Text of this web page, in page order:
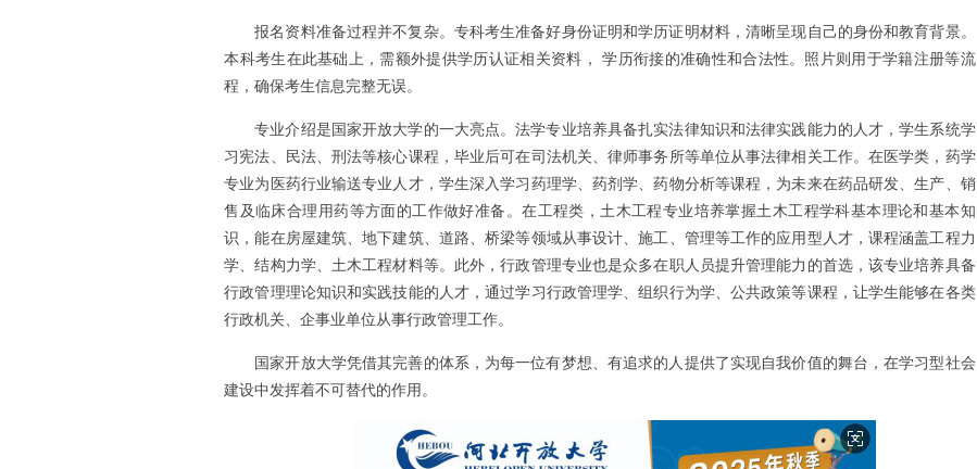
报名资料准备过程并不复杂。专科考生准备好身份证明和学历证明材料，清晰呈现自己的身份和教育背景。
本科考生在此基础上，需额外提供学历认证相关资料， 学历衔接的准确性和合法性。照片则用于学籍注册等流
程，确保考生信息完整无误。
专业介绍是国家开放大学的一大亮点。法学专业培养具备扎实法律知识和法律实践能力的人才，学生系统学
习宪法、民法、刑法等核心课程，毕业后可在司法机关、律师事务所等单位从事法律相关工作。在医学类，药学
专业为医药行业输送专业人才，学生深入学习药理学、药剂学、药物分析等课程，为未来在药品研发、生产、销
售及临床合理用药等方面的工作做好准备。在工程类，土木工程专业培养掌握土木工程学科基本理论和基本知
识，能在房屋建筑、地下建筑、道路、桥梁等领域从事设计、施工、管理等工作的应用型人才，课程涵盖工程力
学、结构力学、土木工程材料等。此外，行政管理专业也是众多在职人员提升管理能力的首选，该专业培养具备
行政管理理论知识和实践技能的人才，通过学习行政管理学、组织行为学、公共政策等课程，让学生能够在各类
行政机关、企事业单位从事行政管理工作。
国家开放大学凭借其完善的体系，为每一位有梦想、有追求的人提供了实现自我价值的舞台，在学习型社会
建设中发挥着不可替代的作用。